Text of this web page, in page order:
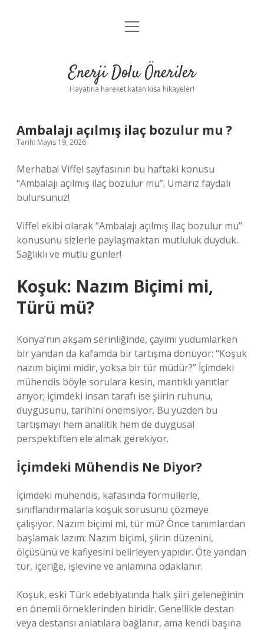
Anasayfa
Yasal Uyarı
menüyü
Enerji Dolu Öneriler
Hayatına hareket katan kısa hikayeler!
Ambalajı açılmış ilaç bozulur mu ?
Tarih: Mayıs 19, 2026
Merhaba! Viffel sayfasının bu haftaki konusu
“Ambalajı açılmış ilaç bozulur mu”. Umarız faydalı
bulursunuz!
Viffel ekibi olarak “Ambalajı açılmış ilaç bozulur mu”
konusunu sizlerle paylaşmaktan mutluluk duyduk.
Sağlıklı ve mutlu günler!
Koşuk: Nazım Biçimi mi,
Türü mü?
Konya’nın akşam serinliğinde, çayımı yudumlarken
bir yandan da kafamda bir tartışma dönüyor: “Koşuk
nazım biçimi midir, yoksa bir tür müdür?” İçimdeki
mühendis böyle sorulara kesin, mantıklı yanıtlar
arıyor; içimdeki insan tarafı ise şiirin ruhunu,
duygusunu, tarihini önemsiyor. Bu yüzden bu
tartışmayı hem analitik hem de duygusal
perspektiften ele almak gerekiyor.
İçimdeki Mühendis Ne Diyor?
İçimdeki mühendis, kafasında formüllerle,
sınıflandırmalarla koşuk sorusunu çözmeye
çalışıyor. Nazım biçimi mi, tür mü? Önce tanımlardan
başlamak lazım: Nazım biçimi, şiirin düzenini,
ölçüsünü ve kafiyesini belirleyen yapıdır. Öte yandan
tür, içeriğe, işlevine ve anlamına odaklanır.
Koşuk, eski Türk edebiyatında halk şiiri geleneğinin
en önemli örneklerinden biridir. Genellikle destan
veya destansı anlatılara bağlanır, ama kendi başına